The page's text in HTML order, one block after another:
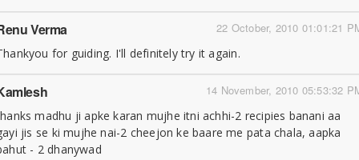
22 October, 2010 01:01:21
Verma
for guiding. I'll definitely try it again.
14 November, 2010 05:53:32
madhu ji apke karan mujhe itni achhi-2 recipies banani aa
jis se ki mujhe nai-2 cheejon ke baare me pata chala, aapka
- 2 dhanywad